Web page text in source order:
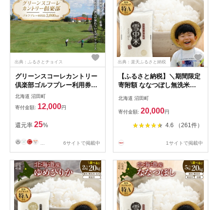
出典：ふるさとチョイス
グリーンスコーレカントリー
倶楽部ゴルフプレー利用券
（3,000円分） n-0071
北海道 沼田町
寄付金額: 12,000円
還元率 25%
6サイトで掲載中
出典：楽天ふるさと納税
【ふるさと納税】＼期間限定
寄附額 ななつぼし無洗米
10kg／ 北海道のお米 新米 令
和8年産 特Aランク ななつぼ
し 先行予約 ＜ 精米 / 玄米 /
【選べる種類 容量 発送月】
nr-0667
北海道 沼田町
寄付金額: 20,000円
4.6 （261件）
1サイトで掲載中